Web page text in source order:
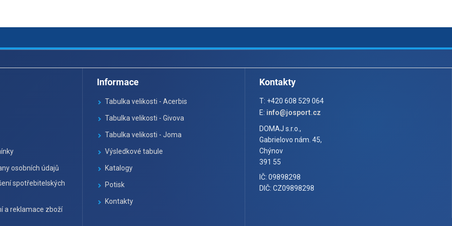
s
osobních údajů
spotřebitelských
a reklamace zboží
Informace
Tabulka velikosti - Acerbis
Tabulka velikosti - Givova
Tabulka velikosti - Joma
Výsledkové tabule
Katalogy
Potisk
Kontakty
Kontakty
T: +420 608 529 064
E: info@josport.cz
DOMAJ s.r.o.,
Gabrielovo nám. 45,
Chýnov
391 55
IČ: 09898298
DIČ: CZ09898298